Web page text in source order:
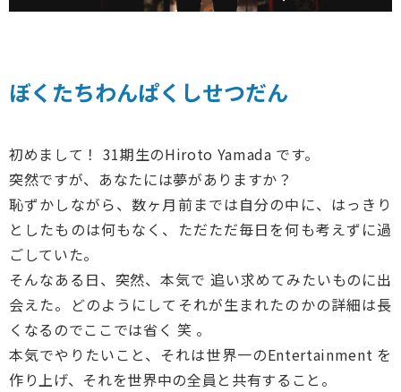
ぼくたちわんぱくしせつだん
初めまして！ 31期生のHiroto Yamada です。
突然ですが、あなたには夢がありますか？
恥ずかしながら、数ヶ月前までは自分の中に、はっきり
としたものは何もなく、ただただ毎日を何も考えずに過
ごしていた。
そんなある日、突然、本気で 追い求めてみたいものに出
会えた。どのようにしてそれが生まれたのかの詳細は長
くなるのでここでは省く 笑 。
本気でやりたいこと、それは世界一のEntertainment を
作り上げ、それを世界中の全員と共有すること。